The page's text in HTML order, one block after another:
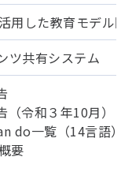
用した教育モデル
ツ共有システム
（令和３年10月）
do一覧（14言語）
要